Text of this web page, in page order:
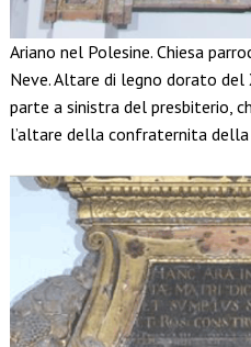
Ariano nel Polesine. Chiesa
Neve. Altare di legno dorato
parte a sinistra del presbiterio,
l’altare della confraternita della